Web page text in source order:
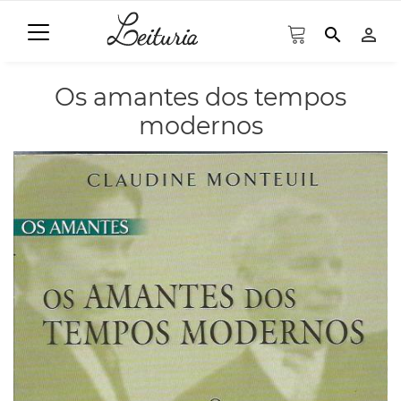
search person_outline
Os amantes dos tempos
modernos